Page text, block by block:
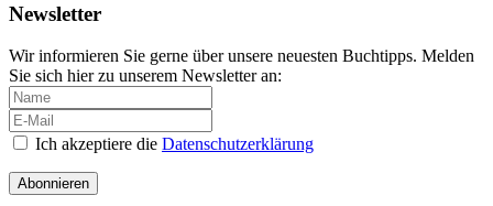
Newsletter
Wir informieren Sie gerne über unsere neuesten Buchtipps. Melden
Sie sich hier zu unserem Newsletter an:
Ich akzeptiere die Datenschutzerklärung
Abonnieren